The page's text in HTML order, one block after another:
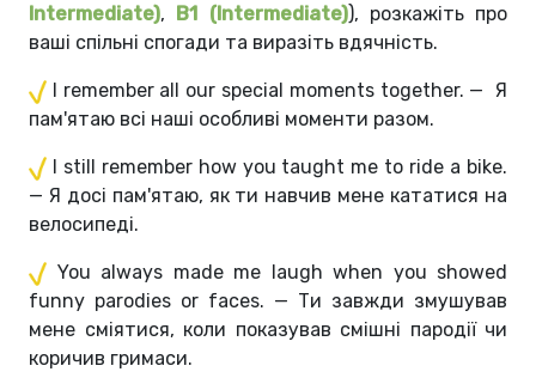
Intermediate), B1 (Intermediate)), розкажіть про
ваші спільні спогади та виразіть вдячність.
I remember all our special moments together. — Я
пам'ятаю всі наші особливі моменти разом.
I still remember how you taught me to ride a bike.
— Я досі пам'ятаю, як ти навчив мене кататися на
велосипеді.
You always made me laugh when you showed
funny parodies or faces. — Ти завжди змушував
мене сміятися, коли показував смішні пародії чи
коричив гримаси.